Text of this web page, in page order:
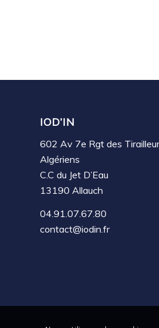
IOD’IN
602 Av 7e Rgt des
Algériens
C.C du Jet D’Eau
13190 Allauch
04.91.07.67.80
contact@iodin.fr